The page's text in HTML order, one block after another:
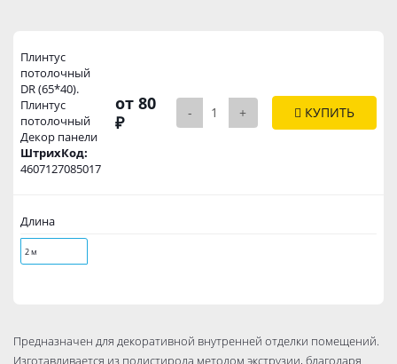
Плинтус
потолочный
DR (65*40).
Плинтус
потолочный
Декор панели
ШтрихКод:
4607127085017
от 80
₽
- + КУПИТЬ
Длина
2 м
Предназначен для декоративной внутренней отделки помещений.
Изготавливается из полистирола методом экструзии, благодаря